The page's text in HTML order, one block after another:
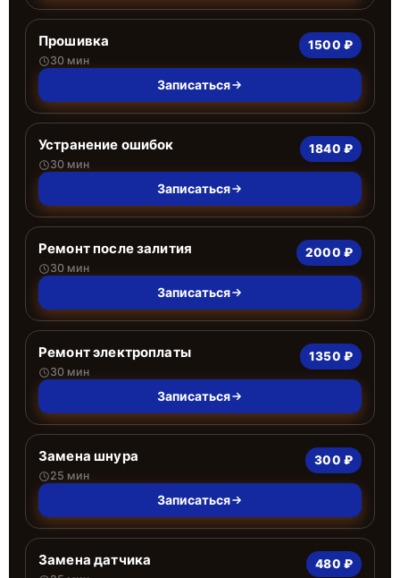
Прошивка
30 мин
1500 ₽
Записаться
Устранение ошибок
30 мин
1840 ₽
Записаться
Ремонт после залития
30 мин
2000 ₽
Записаться
Ремонт электроплаты
30 мин
1350 ₽
Записаться
Замена шнура
25 мин
300 ₽
Записаться
Замена датчика 480 ₽